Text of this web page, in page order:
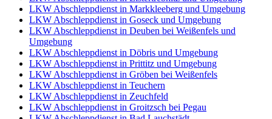
LKW Abschleppdienst in Markkleeberg und Umgebung
LKW Abschleppdienst in Goseck und Umgebung
LKW Abschleppdienst in Deuben bei Weißenfels und
Umgebung
LKW Abschleppdienst in Döbris und Umgebung
LKW Abschleppdienst in Prittitz und Umgebung
LKW Abschleppdienst in Gröben bei Weißenfels
LKW Abschleppdienst in Teuchern
LKW Abschleppdienst in Zeuchfeld
LKW Abschleppdienst in Groitzsch bei Pegau